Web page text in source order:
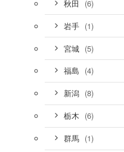
秋田 (6)
岩手 (1)
宮城 (5)
福島 (4)
新潟 (8)
栃木 (6)
群馬 (1)